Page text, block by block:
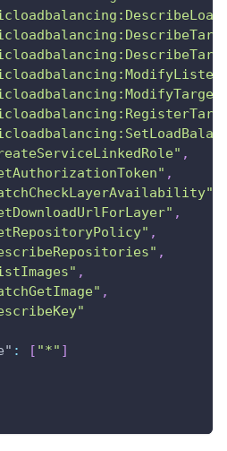
,
,
,
,
,
,
,
: [ "*" ]